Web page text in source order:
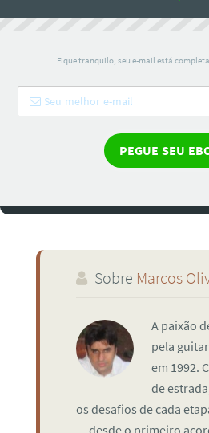
Fique tranquilo, seu e-mail está
Sobre Marcos
A paixão
pela
em 1992.
de
os desafios de cada